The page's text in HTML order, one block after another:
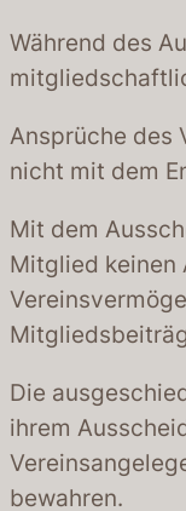
Während des
Ansprüche des
nicht mit dem
Mit dem
Mitglied keinen
Die
ihrem
bewahren.